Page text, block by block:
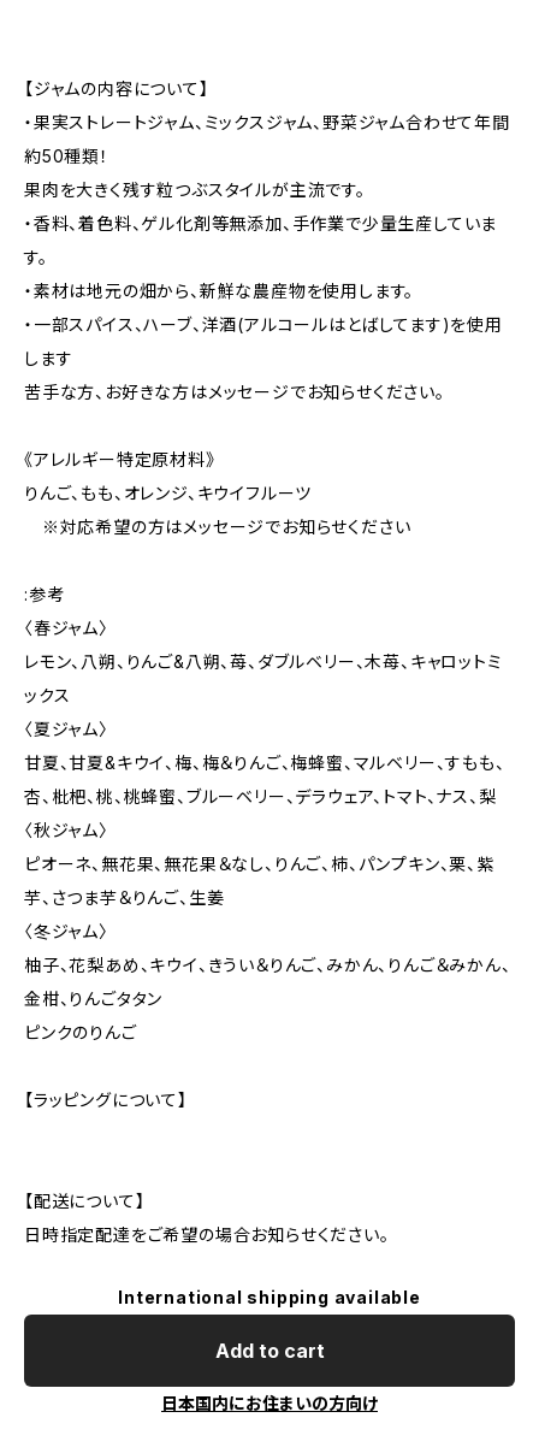
【ジャムの内容について】
・果実ストレートジャム、ミックスジャム、野菜ジャム合わせて年間
約50種類！
果肉を大きく残す粒つぶスタイルが主流です。
・香料、着色料、ゲル化剤等無添加、手作業で少量生産していま
す。
・素材は地元の畑から、新鮮な農産物を使用します。
・一部スパイス、ハーブ、洋酒(アルコールはとばしてます)を使用
します
苦手な方、お好きな方はメッセージでお知らせください。
《アレルギー特定原材料》
りんご、もも、オレンジ、キウイフルーツ
※対応希望の方はメッセージでお知らせください
:参考
〈春ジャム〉
レモン、八朔、りんご&八朔、苺、ダブルベリー、木苺、キャロットミ
ックス
〈夏ジャム〉
甘夏、甘夏&キウイ、梅、梅＆りんご、梅蜂蜜、マルベリー、すもも、
杏、枇杷、桃、桃蜂蜜、ブルーベリー、デラウェア、トマト、ナス、梨
〈秋ジャム〉
ピオーネ、無花果、無花果＆なし、りんご、柿、パンプキン、栗、紫
芋、さつま芋＆りんご、生姜
〈冬ジャム〉
柚子、花梨あめ、キウイ、きうい＆りんご、みかん、りんご＆みかん、
金柑、りんごタタン
ピンクのりんご
【ラッピングについて】
【配送について】
日時指定配達をご希望の場合お知らせください。
International shipping available
Add to cart
日本国内にお住まいの方向け